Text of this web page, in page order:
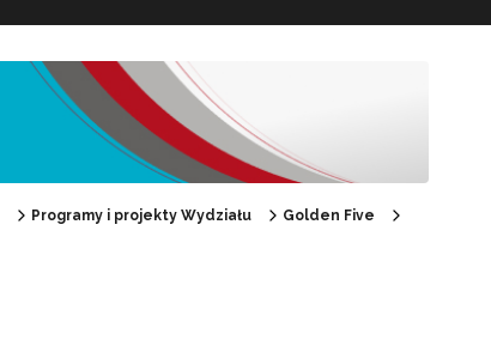
Programy i projekty Wydziału
Golden Five